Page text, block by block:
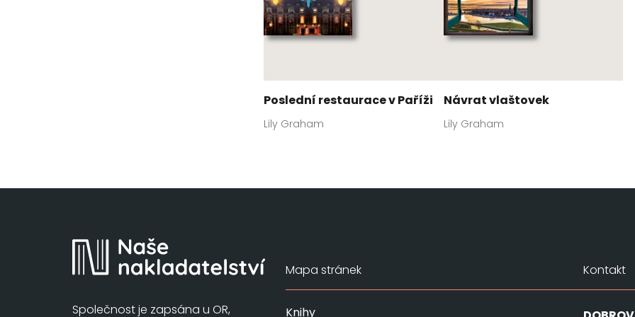
Poslední restaurace v Paříži
Lily Graham
Návrat vlaštovek
Lily Graham
Společnost je zapsána u OR,
Mapa stránek
Knihy
Kontakt